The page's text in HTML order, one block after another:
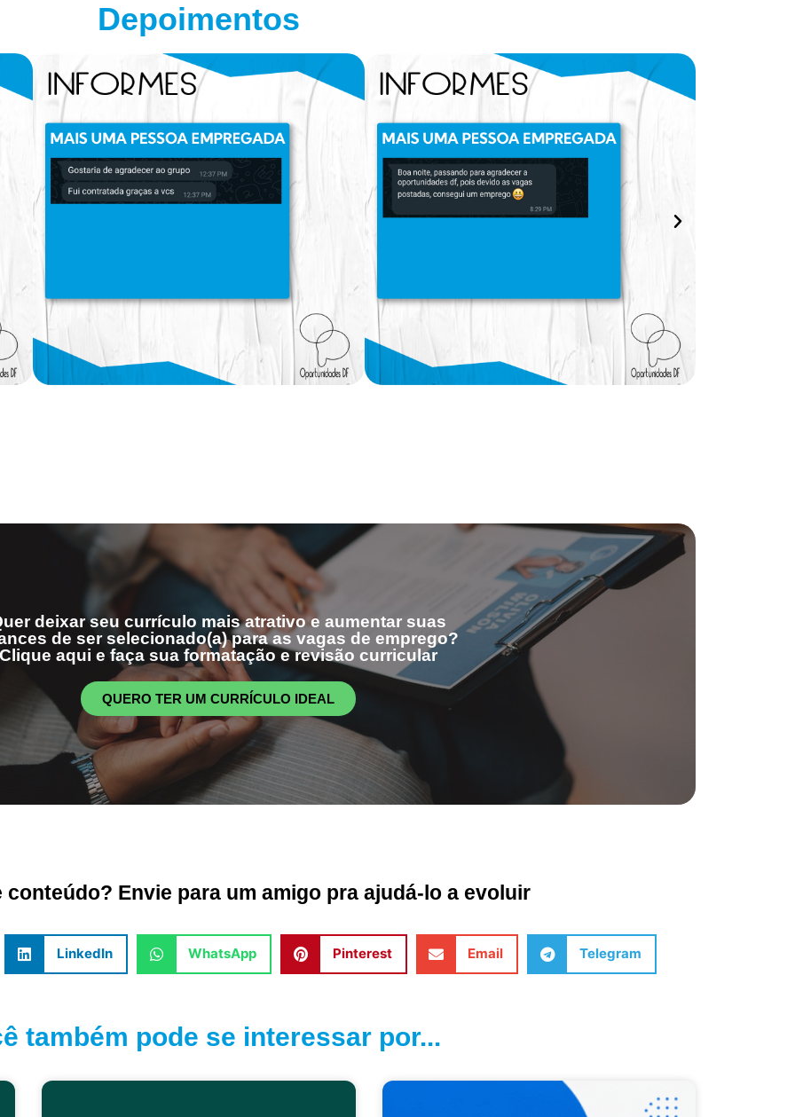
Depoimentos
deixar seu currículo mais atrativo e aumentar suas
de ser selecionado(a) para as vagas de emprego?
aqui e faça sua formatação e revisão curricular
QUERO TER UM CURRÍCULO IDEAL
conteúdo? Envie para um amigo pra ajudá-lo a evoluir
LinkedIn WhatsApp Pinterest Email Telegram
também pode se interessar por...